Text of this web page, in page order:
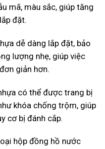
mã, màu sắc, giúp tăng
đặt.
dễ dàng lắp đặt, bảo
lượng nhẹ, giúp việc
giản hơn.
có thể được trang bị
khóa chống trộm, giúp
cơ bị đánh cắp.
hộp đồng hồ nước